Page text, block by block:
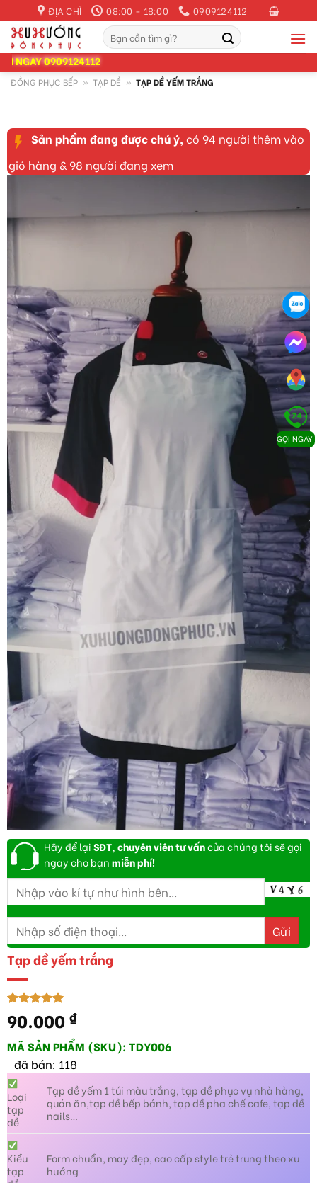
to
content
ĐỊA CHỈ 08:00 - 18:00
0909124112
Tìm
kiếm:
0909124112
ĐỒNG PHỤC BẾP » TẠP DỀ » TẠP DỀ YẾM TRẮNG
Sản phẩm đang được chú ý, có 94 người thêm vào
giỏ hàng & 98 người đang xem
Hãy để lạiSĐT, chuyên viên tư vấncủa chúng tôi sẽ gọi
ngay cho bạnmiễn phí!
Tạp dề yếm trắng
5.00 trên 5
dựa trên
1
đánh giá
90.000 ₫
MÃ SẢN PHẨM (SKU): TDY006
đã bán: 118
Loại
tạp
dề
Tạp dề yếm 1 túi màu trắng, tạp dề phục vụ nhà hàng,
quán ăn,tạp dề bếp bánh, tạp dề pha chế cafe, tạp dề
nails…
Kiểu
tạp
Form chuẩn, may đẹp, cao cấp style trẻ trung theo xu
hướng
GỌI NGAY